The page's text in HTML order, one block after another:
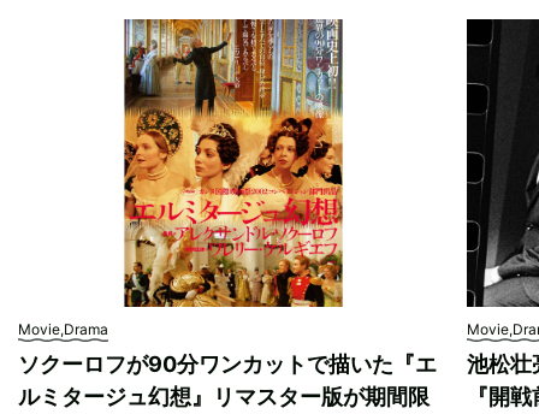
Movie,Drama
ソクーロフが90分ワンカットで描いた『エ
ルミタージュ幻想』リマスター版が期間限
池松壮
『開